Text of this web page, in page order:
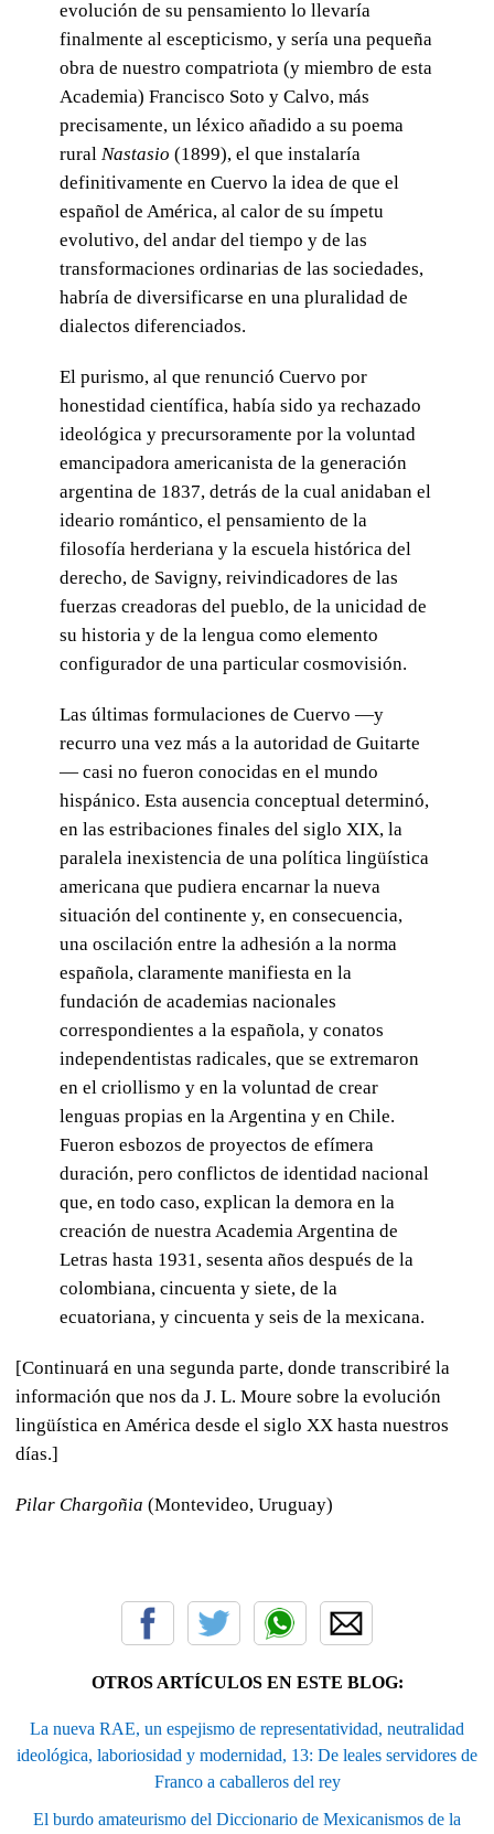
evolución de su pensamiento lo llevaría
finalmente al escepticismo, y sería una pequeña
obra de nuestro compatriota (y miembro de esta
Academia) Francisco Soto y Calvo, más
precisamente, un léxico añadido a su poema
rural Nastasio (1899), el que instalaría
definitivamente en Cuervo la idea de que el
español de América, al calor de su ímpetu
evolutivo, del andar del tiempo y de las
transformaciones ordinarias de las sociedades,
habría de diversificarse en una pluralidad de
dialectos diferenciados.
El purismo, al que renunció Cuervo por
honestidad científica, había sido ya rechazado
ideológica y precursoramente por la voluntad
emancipadora americanista de la generación
argentina de 1837, detrás de la cual anidaban el
ideario romántico, el pensamiento de la
filosofía herderiana y la escuela histórica del
derecho, de Savigny, reivindicadores de las
fuerzas creadoras del pueblo, de la unicidad de
su historia y de la lengua como elemento
configurador de una particular cosmovisión.
Las últimas formulaciones de Cuervo —y
recurro una vez más a la autoridad de Guitarte
— casi no fueron conocidas en el mundo
hispánico. Esta ausencia conceptual determinó,
en las estribaciones finales del siglo XIX, la
paralela inexistencia de una política lingüística
americana que pudiera encarnar la nueva
situación del continente y, en consecuencia,
una oscilación entre la adhesión a la norma
española, claramente manifiesta en la
fundación de academias nacionales
correspondientes a la española, y conatos
independentistas radicales, que se extremaron
en el criollismo y en la voluntad de crear
lenguas propias en la Argentina y en Chile.
Fueron esbozos de proyectos de efímera
duración, pero conflictos de identidad nacional
que, en todo caso, explican la demora en la
creación de nuestra Academia Argentina de
Letras hasta 1931, sesenta años después de la
colombiana, cincuenta y siete, de la
ecuatoriana, y cincuenta y seis de la mexicana.
[Continuará en una segunda parte, donde transcribiré la
información que nos da J. L. Moure sobre la evolución
lingüística en América desde el siglo XX hasta nuestros
días.]
Pilar Chargoñia (Montevideo, Uruguay)
OTROS ARTÍCULOS EN ESTE BLOG:
La nueva RAE, un espejismo de representatividad, neutralidad
ideológica, laboriosidad y modernidad, 13: De leales servidores de
Franco a caballeros del rey
El burdo amateurismo del Diccionario de Mexicanismos de la